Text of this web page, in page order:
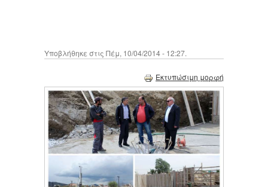
Υποβλήθηκε στις Πέμ, 10/04/2014 - 12:27.
Εκτυπώσιμη μορφή